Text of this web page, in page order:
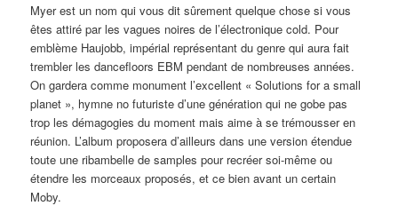
Myer est un nom qui vous dit sûrement quelque chose si vous
êtes attiré par les vagues noires de l’électronique cold. Pour
emblème Haujobb, impérial représentant du genre qui aura fait
trembler les dancefloors EBM pendant de nombreuses années.
On gardera comme monument l’excellent « Solutions for a small
planet », hymne no futuriste d’une génération qui ne gobe pas
trop les démagogies du moment mais aime à se trémousser en
réunion. L’album proposera d’ailleurs dans une version étendue
toute une ribambelle de samples pour recréer soi-même ou
étendre les morceaux proposés, et ce bien avant un certain
Moby.